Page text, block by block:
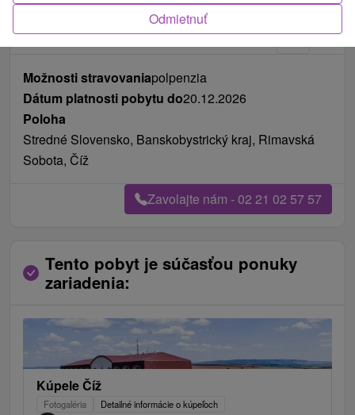
Fotografie od zákazníkov+3
Možnosti stravovaniapolpenzia
Dátum platnosti pobytu do20.12.2026
Poloha
Stredné Slovensko, Banskobystrický kraj, Rimavská
Sobota, Číž
Zavolajte nám - 02 21 02 57 57
Tento pobyt je súčasťou ponuky
zariadenia:
Kúpele Číž
Fotogaléria Detailné informácie o kúpeľoch
Odmietnuť